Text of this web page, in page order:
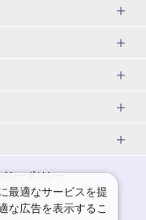
県ホテル・旅館
行・ツアー
行・ツアー
バーサル・スタジオ・ジャパ
国内版
デンウィーク（GW）の国内
シーポリシー
最適なサービスを提
な広告を表示するこ